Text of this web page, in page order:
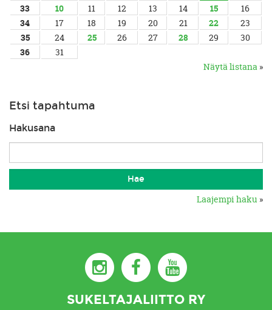
33
10 11 12 13 14 15
16
34
17 18 19 20 21 22
23
35
24 25 26 27 28 29
30
36
31
Näytä listana »
Etsi tapahtuma
Hakusana
Laajempi haku »
SUKELTAJALIITTO RY